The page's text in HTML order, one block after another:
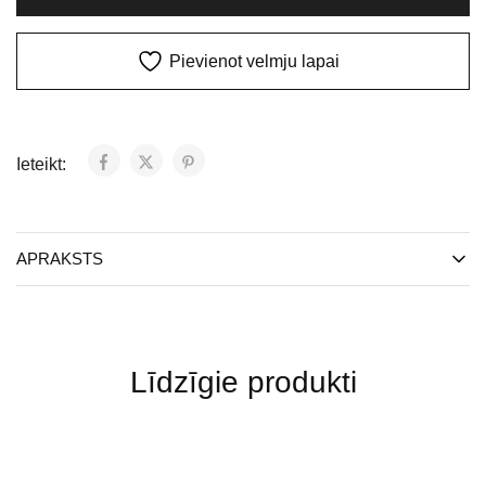
Pievienot velmju lapai
Ieteikt:
APRAKSTS
Līdzīgie produkti